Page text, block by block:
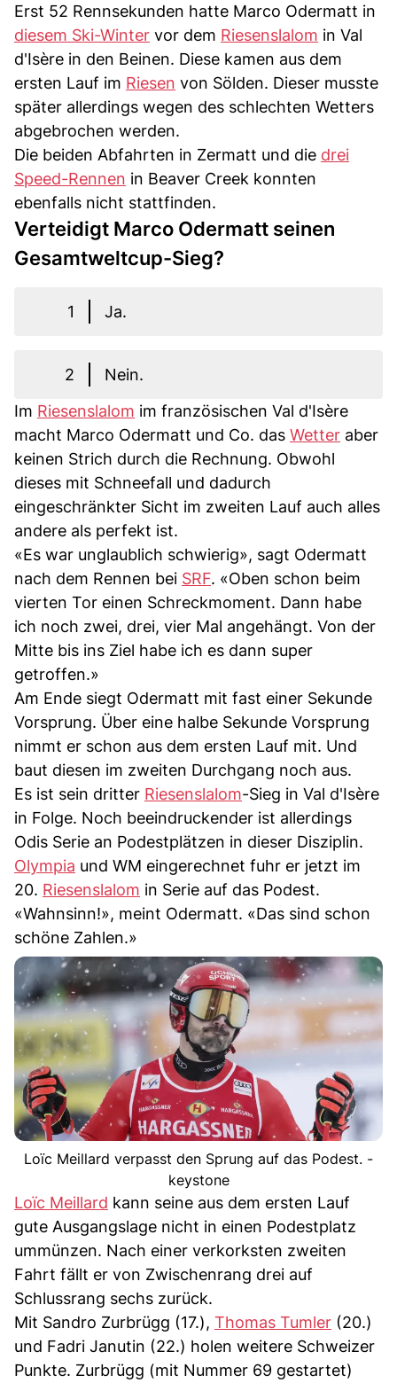
Erst 52 Rennsekunden hatte Marco Odermatt in
diesem Ski-Winter vor dem Riesenslalom in Val
d'Isère in den Beinen. Diese kamen aus dem
ersten Lauf im Riesen von Sölden. Dieser musste
später allerdings wegen des schlechten Wetters
abgebrochen werden.
Die beiden Abfahrten in Zermatt und die drei
Speed-Rennen in Beaver Creek konnten
ebenfalls nicht stattfinden.
Verteidigt Marco Odermatt seinen
Gesamtweltcup-Sieg?
1 Ja.
2
Nein.
Im Riesenslalom im französischen Val d'Isère
macht Marco Odermatt und Co. das Wetter aber
keinen Strich durch die Rechnung. Obwohl
dieses mit Schneefall und dadurch
eingeschränkter Sicht im zweiten Lauf auch alles
andere als perfekt ist.
«Es war unglaublich schwierig», sagt Odermatt
nach dem Rennen bei SRF. «Oben schon beim
vierten Tor einen Schreckmoment. Dann habe
ich noch zwei, drei, vier Mal angehängt. Von der
Mitte bis ins Ziel habe ich es dann super
getroffen.»
Am Ende siegt Odermatt mit fast einer Sekunde
Vorsprung. Über eine halbe Sekunde Vorsprung
nimmt er schon aus dem ersten Lauf mit. Und
baut diesen im zweiten Durchgang noch aus.
Es ist sein dritter Riesenslalom-Sieg in Val d'Isère
in Folge. Noch beeindruckender ist allerdings
Odis Serie an Podestplätzen in dieser Disziplin.
Olympia und WM eingerechnet fuhr er jetzt im
20. Riesenslalom in Serie auf das Podest.
«Wahnsinn!», meint Odermatt. «Das sind schon
schöne Zahlen.»
Loïc Meillard verpasst den Sprung auf das Podest. -
keystone
Loïc Meillard kann seine aus dem ersten Lauf
gute Ausgangslage nicht in einen Podestplatz
ummünzen. Nach einer verkorksten zweiten
Fahrt fällt er von Zwischenrang drei auf
Schlussrang sechs zurück.
Mit Sandro Zurbrügg (17.), Thomas Tumler (20.)
und Fadri Janutin (22.) holen weitere Schweizer
Punkte. Zurbrügg (mit Nummer 69 gestartet)